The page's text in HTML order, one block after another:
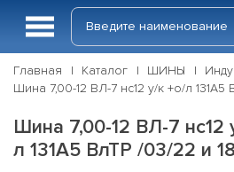
Главная Каталог ШИНЫ
Шина 7,00-12 ВЛ-7 нс12 у/к +о/л 131A5
Шина 7,00-12 ВЛ-7 нс12
л 131A5 ВлТР /03/22 и